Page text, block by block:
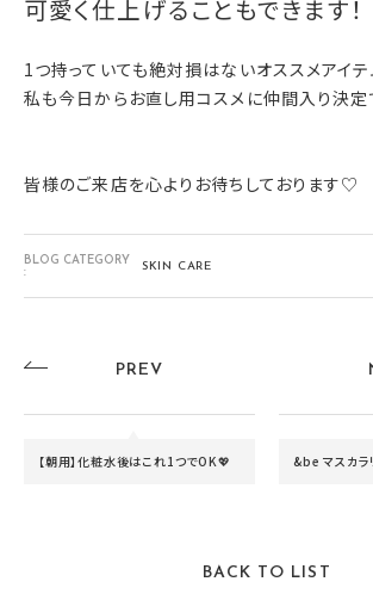
可愛く仕上げることもできます！
1つ持っていても絶対損はないオススメアイ
私も今日からお直し用コスメに仲間入り決定
皆様のご来店を心よりお待ちしております♡
BLOG CATEGORY
:
SKIN CARE
PREV
【朝用】化粧水後はこれ1つでOK💖 &be マスカラ
BACK TO LIST